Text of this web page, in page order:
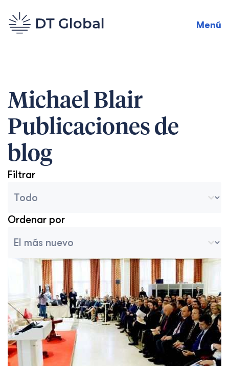
Menú
Michael Blair
Publicaciones de
blog
Filtrar
Ordenar por